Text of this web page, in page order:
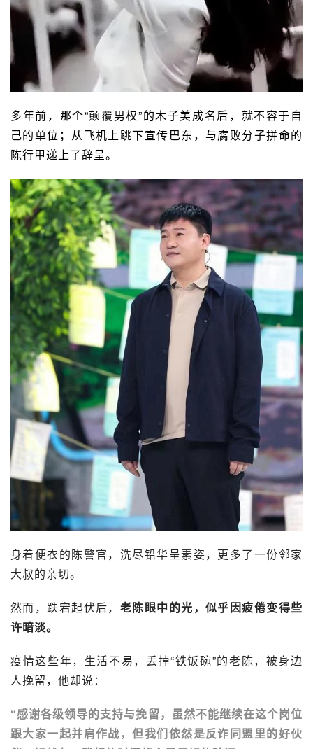
多年前，那个“颠覆男权”的木子美成名后，就不容于自
己的单位；从飞机上跳下宣传巴东，与腐败分子拼命的
陈行甲递上了辞呈。
身着便衣的陈警官，洗尽铅华呈素姿，更多了一份邻家
大叔的亲切。
然而，跌宕起伏后， 老陈眼中的光，似乎因疲倦变得些
许暗淡。
疫情这些年，生活不易，丢掉“铁饭碗”的老陈，被身边
人挽留，他却说：
“感谢各级领导的支持与挽留，虽然不能继续在这个岗位
跟大家一起并肩作战，但我们依然是反诈同盟里的好伙